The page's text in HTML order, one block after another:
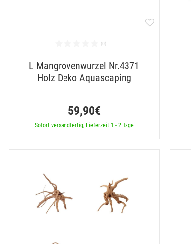
L Mangrovenwurzel Nr.4371
Holz Deko Aquascaping
59,90€
Sofort versandfertig, Lieferzeit 1 - 2 Tage